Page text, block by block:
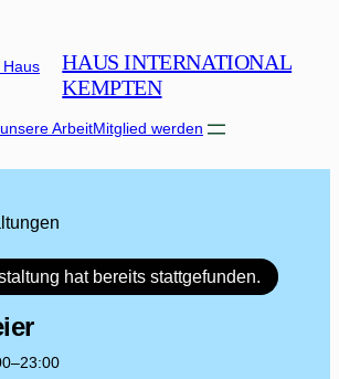
HAUS INTERNATIONAL
KEMPTEN
ArbeitMitglied werden
hat bereits stattgefunden.
–23:00